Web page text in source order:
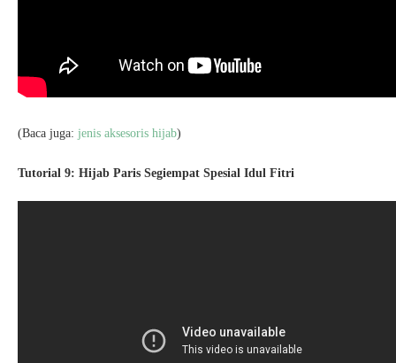
(Baca juga: jenis aksesoris hijab)
Tutorial 9: Hijab Paris Segiempat Spesial Idul Fitri